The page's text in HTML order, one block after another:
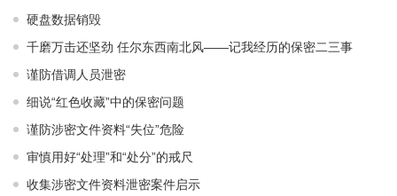
硬盘数据销毁
千磨万击还坚劲 任尔东西南北风——记我经历的保密二三事
谨防借调人员泄密
细说“红色收藏”中的保密问题
谨防涉密文件资料“失位”危险
审慎用好“处理”和“处分”的戒尺
收集涉密文件资料泄密案件启示